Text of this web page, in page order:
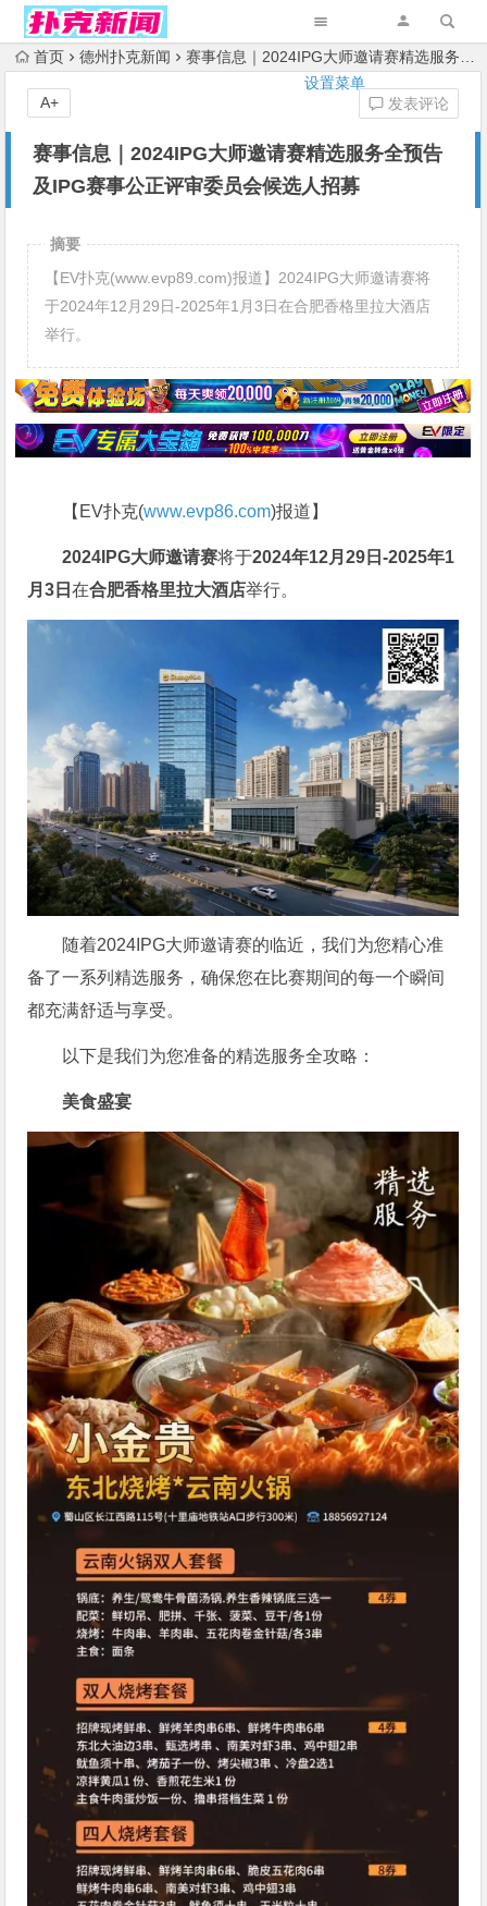
设置菜单
首页 德州扑克新闻 赛事信息｜2024IPG大师邀请赛精选服务全预告及IPG赛事公正评审委员会候选人招募
赛事信息｜2024IPG大师邀请赛精选服务全预告
及IPG赛事公正评审委员会候选人招募
发表评论
A+
摘要
【EV扑克(www.evp89.com)报道】2024IPG大师邀请赛将
于2024年12月29日-2025年1月3日在合肥香格里拉大酒店
举行。
【EV扑克(www.evp86.com)报道】
2024IPG大师邀请赛将于2024年12月29日-2025年1
月3日在合肥香格里拉大酒店举行。
随着2024IPG大师邀请赛的临近，我们为您精心准
备了一系列精选服务，确保您在比赛期间的每一个瞬间
都充满舒适与享受。
以下是我们为您准备的精选服务全攻略：
美食盛宴